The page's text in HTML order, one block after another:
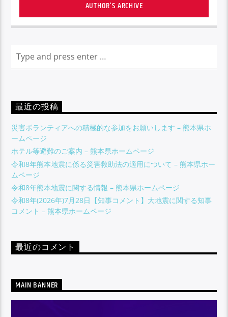
AUTHOR'S ARCHIVE
最近の投稿
災害ボランティアへの積極的な参加をお願いします – 熊本県ホ
ームページ
ホテル等避難のご案内 – 熊本県ホームページ
令和8年熊本地震に係る災害救助法の適用について – 熊本県ホー
ムページ
令和8年熊本地震に関する情報 – 熊本県ホームページ
​令和8年(2026年)7月28日【知事コメント】大地震に関する知事
コメント – 熊本県ホームページ
最近のコメント
MAIN BANNER